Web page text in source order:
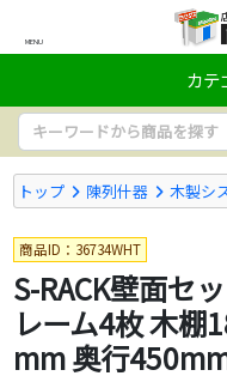
MENU
カテ
トップ 陳列什器 木製シ
商品ID：36734WHT
S-RACK壁面セ
レーム4枚 木
mm 奥行